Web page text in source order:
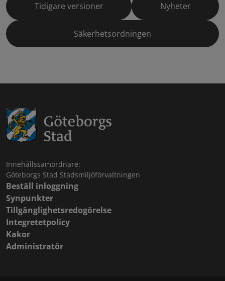
Tidigare versioner Nyheter
Säkerhetsordningen
Innehållssamordnare:
Göteborgs Stad Stadsmiljöförvaltningen
Beställ inloggning
Synpunkter
Tillgänglighetsredogörelse
Integretetpolicy
Kakor
Administratör